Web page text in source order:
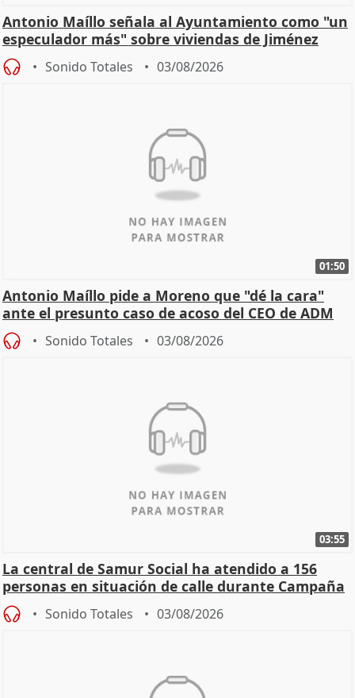
Antonio Maíllo señala al Ayuntamiento como "un
especulador más" sobre viviendas de Jiménez
Becerril
Sonido Totales 03/08/2026
01:50
Antonio Maíllo pide a Moreno que "dé la cara"
ante el presunto caso de acoso del CEO de ADM
Sonido Totales 03/08/2026
03:55
La central de Samur Social ha atendido a 156
personas en situación de calle durante Campaña
de Calor
Sonido Totales 03/08/2026